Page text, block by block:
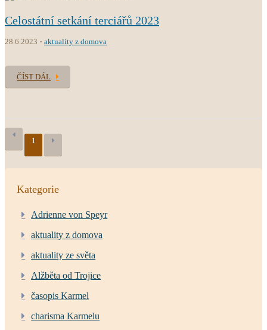
Celostátní setkání terciářů 2023
28.6.2023 aktuality z domova
ČÍST DÁL
1
Kategorie
Adrienne von Speyr
aktuality z domova
aktuality ze světa
Alžběta od Trojice
časopis Karmel
charisma Karmelu